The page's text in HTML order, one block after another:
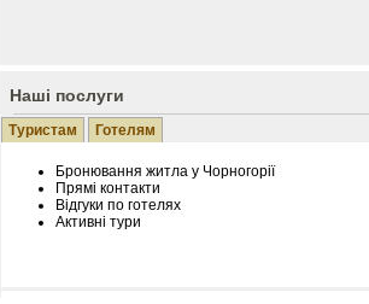
Наші послуги
Туристам Готелям
Бронювання житла у Чорногорії
Прямі контакти
Відгуки по готелях
Активні тури